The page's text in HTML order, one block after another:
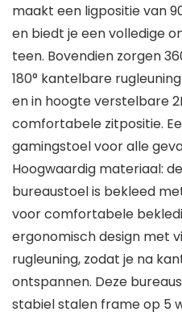
maakt een ligpositie van
en biedt je een volledige
teen. Bovendien zorgen
180° kantelbare
en in hoogte verstelbare
comfortabele zitpositie.
gamingstoel voor alle
Hoogwaardig materiaal:
bureaustoel is bekleed
voor comfortabele
ergonomisch design met
rugleuning, zodat je na
ontspannen. Deze
stabiel stalen frame op 5